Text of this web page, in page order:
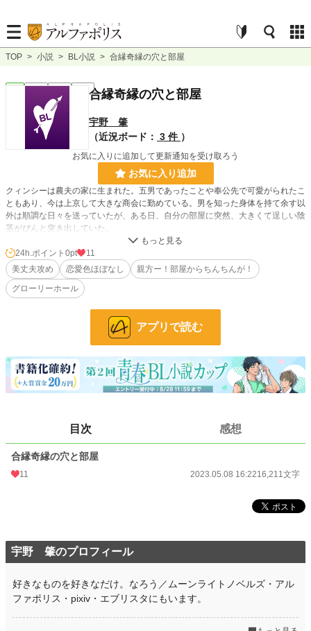
TOP > 小説 > BL小説 > 合縁奇縁の穴と部屋
完結 短編 合縁奇縁の穴と部屋
宇野 肇
（近況ボード： 3 件 ）
お気に入りに追加して更新通知を受け取ろう
お気に入り追加
クィンシーは農夫の家に生まれた。五男であったことや奉公先で可愛がられたこ
ともあり、今は上京して大きな商会に勤めている。男を知った身体を持て余す以
外は順調な日々を送っていたが、ある日、自分の部屋に突然、大きくて逞しい陰
茎がぴんと突き出していた。
小説 228,608 位 / 228,608 件
BL 31,390 位 / 31,390 件
文字数 16,211
更新日時 2023.05.08 16:22
2023.05.08 16:22
週間ポイント 0 pt (228,608 位)
月間ポイント
24h.ポイント 0pt
11
美丈夫攻め
恋愛色ほぼなし
親方ー！部屋からちんちんが！
グローリーホール
アプリで読む
目次 感想
合縁奇縁の穴と部屋
11 2023.05.08 16:2216,211文字
宇野 肇のプロフィール
好きなものを好きなだけ。なろう／ムーンライトノベルズ・アル
ファポリス・pixiv・エブリスタにもいます。